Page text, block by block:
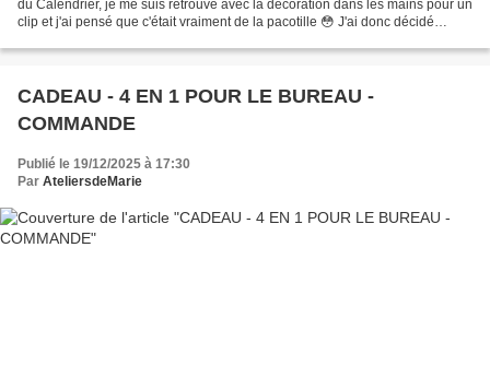
du Calendrier, je me suis retrouvé avec la décoration dans les mains pour un
clip et j'ai pensé que c'était vraiment de la pacotille 😳 J'ai donc décidé
CADEAU - 4 EN 1 POUR LE BUREAU -
COMMANDE
Publié le 19/12/2025 à 17:30
Par AteliersdeMarie